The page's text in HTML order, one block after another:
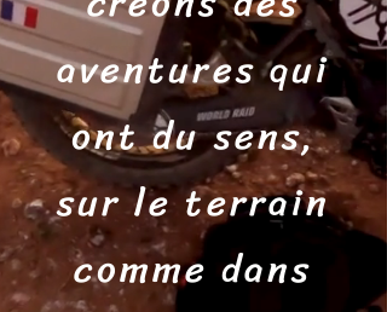
aventures qui
ont du sens,
sur le terrain
comme dans